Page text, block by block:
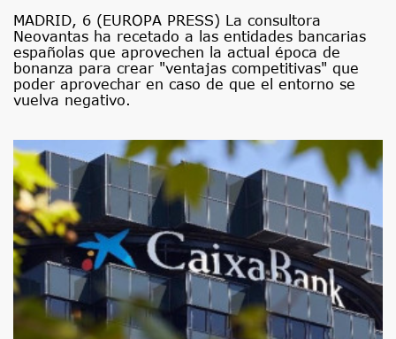
MADRID, 6 (EUROPA PRESS) La consultora
Neovantas ha recetado a las entidades bancarias
españolas que aprovechen la actual época de
bonanza para crear "ventajas competitivas" que
poder aprovechar en caso de que el entorno se
vuelva negativo.